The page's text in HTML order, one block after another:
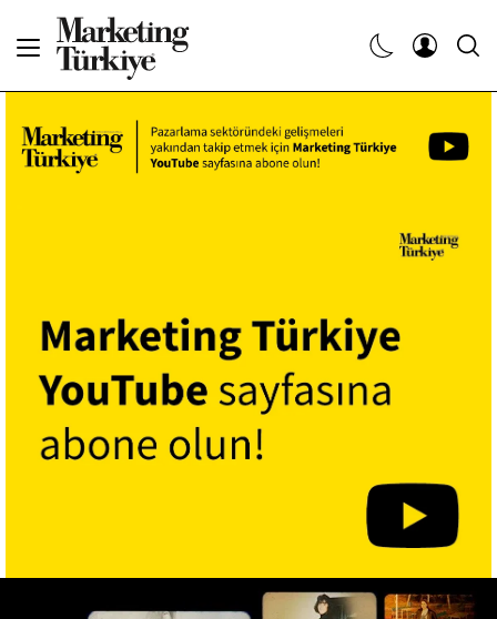
Haberler
Etkinlikler
Söyleşiler
Kariyer
Araştırma